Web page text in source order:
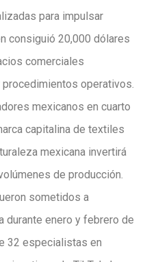
para impulsar
consiguió 20,000 dólares
comerciales
operativos.
mexicanos en cuarto
capitalina de textiles
mexicana invertirá
de producción.
sometidos a
durante enero y febrero de
32 especialistas en